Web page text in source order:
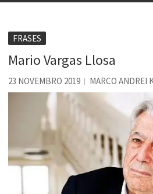
Se queres salvar o mundo, o
Tem que filmar isso daí
A construção da urbanidade
Aprender a fracassar é o segredo do
FRASES
Mario Vargas Llosa
23 NOVEMBRO 2019 MARCO ANDREI